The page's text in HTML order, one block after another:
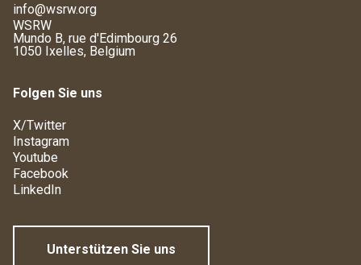
info@wsrw.org
WSRW
Mundo B, rue d'Edimbourg 26
1050 Ixelles, Belgium
Folgen Sie uns
X/Twitter
Instagram
Youtube
Facebook
LinkedIn
Unterstützen Sie uns